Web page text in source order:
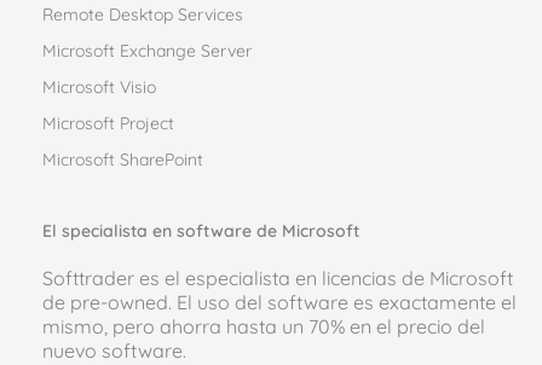
Remote Desktop Services
Microsoft Exchange Server
Microsoft Visio
Microsoft Project
Microsoft SharePoint
El specialista en software de Microsoft
Softtrader es el especialista en licencias de Microsoft
de pre-owned. El uso del software es exactamente el
mismo, pero ahorra hasta un 70% en el precio del
nuevo software.